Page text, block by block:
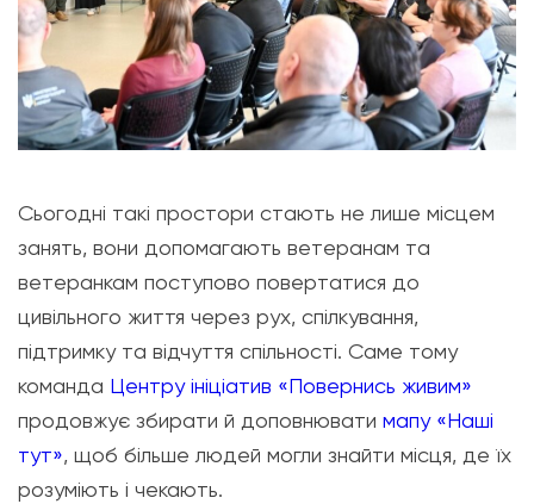
Сьогодні такі простори стають не лише місцем
занять, вони допомагають ветеранам та
ветеранкам поступово повертатися до
цивільного життя через рух, спілкування,
підтримку та відчуття спільності. Саме тому
команда Центру ініціатив «Повернись живим»
продовжує збирати й доповнювати мапу «Наші
тут», щоб більше людей могли знайти місця, де їх
розуміють і чекають.